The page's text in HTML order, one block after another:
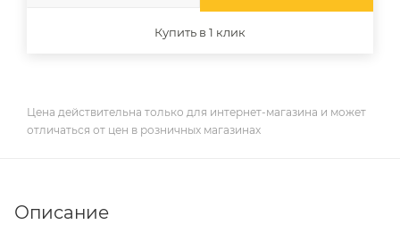
Купить в 1 клик
Цена действительна только для интернет-магазина и может
отличаться от цен в розничных магазинах
Описание